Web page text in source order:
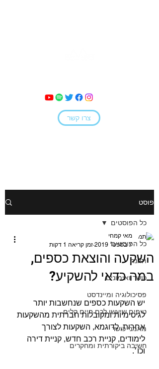
צרו קשר
פוסט
כל הפוסטים
תזונה
כושר ואימונים
פסיכולוגיה ומיינדסט
טיפים שיעשו לכם חיים קלים
מאמני כושר
חשיבה ביקורתית ומחקרים
כל הפוסטים
השקעה והוצאת כספים,
במה כדאי להשקיע?
מאי קמחי
7 בספט׳ 2019
זמן קריאה 1 דקות
יש השקעות כספים שנחשבות יותר
לגיטימיות ומקובלות חברתית מהשקעות
אחרות, לדוגמא, השקעות לצורך
לימודים, קניית רכב חדש, קניית דירה
וכו׳.